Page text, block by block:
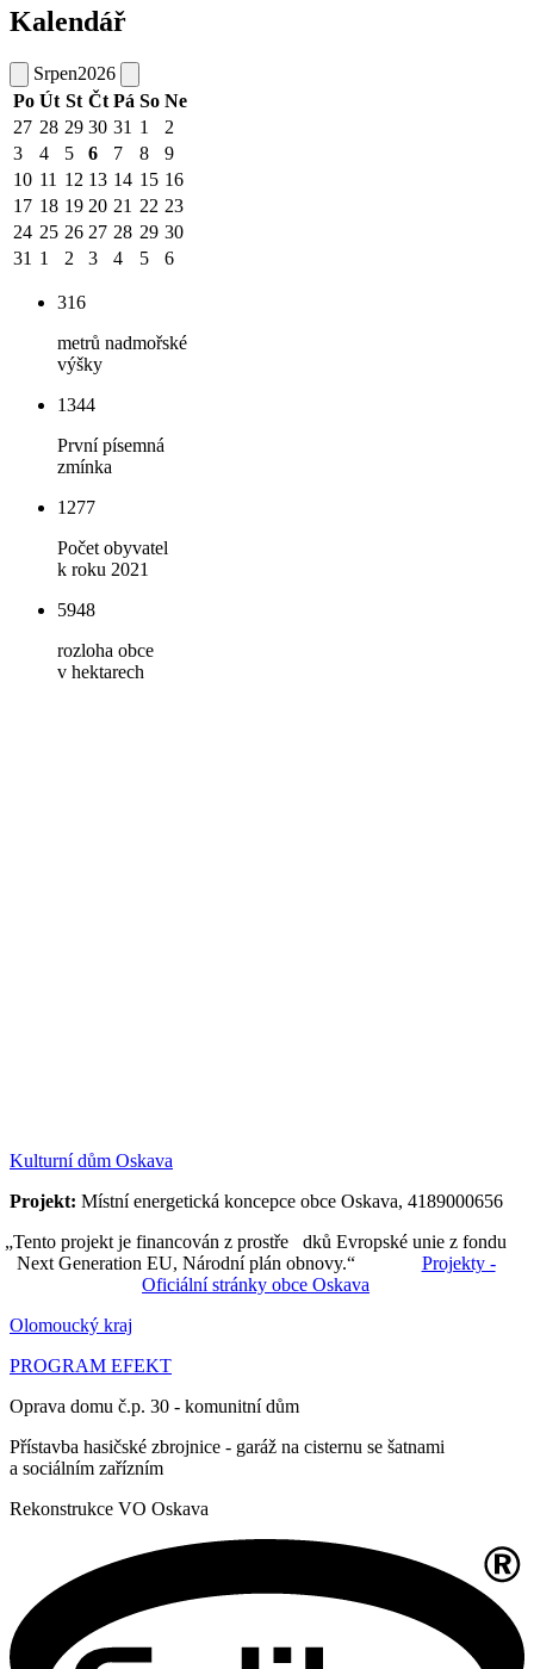
Kalendář
Srpen2026
Po Út St Čt Pá So Ne
27 28 29 30 31 1
2
3
4 5 6 7 8
9
10 11 12 13 14 15 16
17 18 19 20 21 22 23
24 25 26 27 28 29 30
31 1 2 3 4 5 6
316
metrů nadmořské
výšky
1344
První písemná
zmínka
1277
Počet obyvatel
k roku 2021
5948
rozloha obce
v hektarech
Kulturní dům Oskava
Projekt: Místní energetická koncepce obce Oskava, 4189000656
„Tento projekt je financován z prostře dků Evropské unie z fondu
Next Generation EU, Národní plán obnovy.“ Projekty -
Oficiální stránky obce Oskava
Olomoucký kraj
PROGRAM EFEKT
Oprava domu č.p. 30 - komunitní dům
Přístavba hasičské zbrojnice - garáž na cisternu se šatnami
a sociálním zařízním
Rekonstrukce VO Oskava